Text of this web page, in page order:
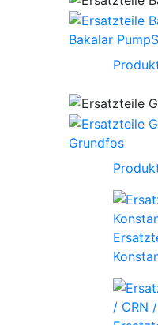
Bakalar PumpS
Grundfos